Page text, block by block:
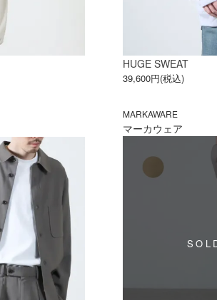
HUGE SWEAT
39,600円(税込)
MARKAWARE
マーカウェア